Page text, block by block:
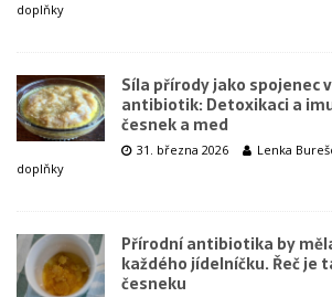
doplňky
Síla přírody jako spojenec
antibiotik: Detoxikaci a
česnek a med
31. března 2026 Lenka
doplňky
Přírodní antibiotika by
každého jídelníčku. Řeč je
česneku